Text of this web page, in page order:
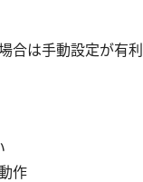
合は手動設定が有利
作